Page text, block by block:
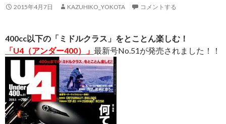
ッ 2015年4月7日 KAZUHIKO_YOKOTA コメントする
400cc以下の「ミドルクラス」をとことん楽しむ！
「U4（アンダー400）」 最新号No.51が発売されました！！